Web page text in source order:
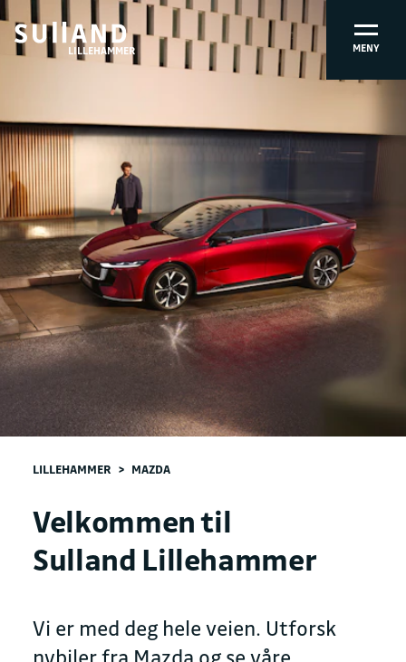
LILLEHAMMER MENY
LILLEHAMMER > MAZDA
Velkommen til
Sulland Lillehammer
Vi er med deg hele veien. Utforsk